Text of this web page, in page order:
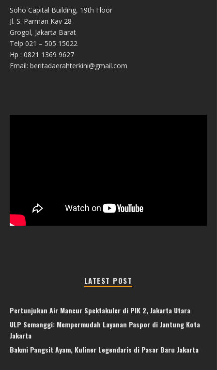
Soho Capital Building, 19th Floor
Jl. S. Parman Kav 28
Grogol, Jakarta Barat
Telp 021 – 505 15022
Hp : 0821 1369 9627
Email: beritadaerahterkini@gmail.com
LATEST POST
Pertunjukan Air Mancur Spektakuler di PIK 2, Jakarta Utara
ULP Semanggi: Mempermudah Layanan Paspor di Jantung Kota
Jakarta
Bakmi Pangsit Ayam, Kuliner Legendaris di Pasar Baru Jakarta